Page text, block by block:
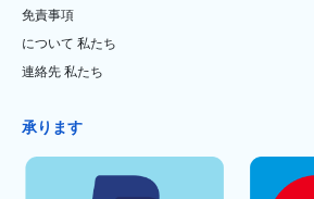
免責事項
について 私たち
連絡先 私たち
承ります